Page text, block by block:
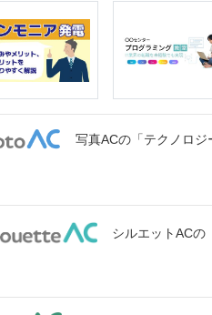
写真ACの「テクノロ
シルエットACの